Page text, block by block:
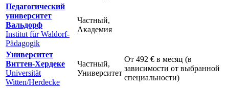
Педагогический
университет
Вальдорф
Institut für Waldorf-
Pädagogik
Частный,
Академия
Университет
Виттен-Хердеке
Universität
Witten/Herdecke
Частный,
Университет
От 492 € в месяц (в
зависимости от выбранной
специальности)